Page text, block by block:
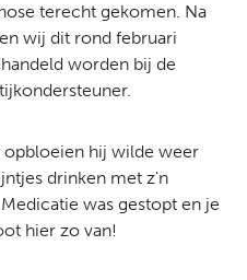
terecht gekomen. Na
wij dit rond februari
worden bij de
opbloeien hij wilde weer
drinken met z'n
was gestopt en je
hier zo van!